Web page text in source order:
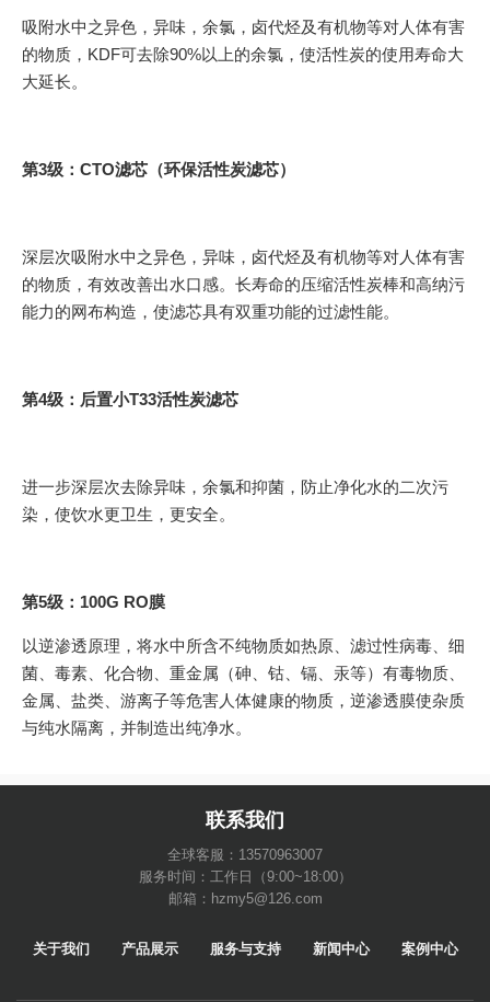
吸附水中之异色，异味，余氯，卤代烃及有机物等对人体有害
的物质，KDF可去除90%以上的余氯，使活性炭的使用寿命大
大延长。
第3级：CTO滤芯（环保活性炭滤芯）
深层次吸附水中之异色，异味，卤代烃及有机物等对人体有害
的物质，有效改善出水口感。长寿命的压缩活性炭棒和高纳污
能力的网布构造，使滤芯具有双重功能的过滤性能。
第4级：后置小T33活性炭滤芯
进一步深层次去除异味，余氯和抑菌，防止净化水的二次污
染，使饮水更卫生，更安全。
第5级：100G RO膜
以逆渗透原理，将水中所含不纯物质如热原、滤过性病毒、细
菌、毒素、化合物、重金属（砷、钴、镉、汞等）有毒物质、
金属、盐类、游离子等危害人体健康的物质，逆渗透膜使杂质
与纯水隔离，并制造出纯净水。
联系我们
全球客服：13570963007
服务时间：工作日（9:00~18:00）
邮箱：hzmy5@126.com
关于我们 产品展示 服务与支持 新闻中心 案例中心